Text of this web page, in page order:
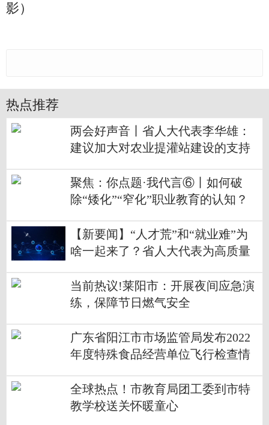
影）
热点推荐
两会好声音丨省人大代表李华雄：
建议加大对农业提灌站建设的支持
聚焦：你点题·我代言⑥丨如何破
除“矮化”“窄化”职业教育的认知？
【新要闻】“人才荒”和“就业难”为
啥一起来了？省人大代表为高质量
当前热议!莱阳市：开展夜间应急演
练，保障节日燃气安全
广东省阳江市市场监管局发布2022
年度特殊食品经营单位飞行检查情
全球热点！市教育局团工委到市特
教学校送关怀暖童心